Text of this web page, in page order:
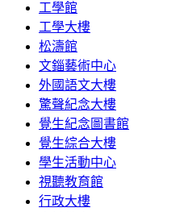
工學館
工學大樓
松濤館
文錙藝術中心
外國語文大樓
驚聲紀念大樓
覺生紀念圖書館
覺生綜合大樓
學生活動中心
視聽教育館
行政大樓